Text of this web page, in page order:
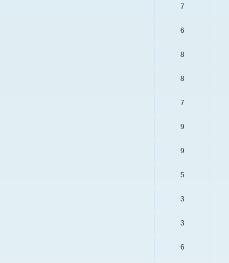
7
6
8
8
7
9
9
5
3
3
6